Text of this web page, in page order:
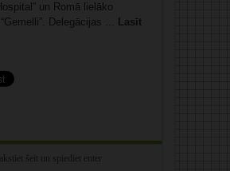
un Romā lielāko
Delegācijas ... Lasīt